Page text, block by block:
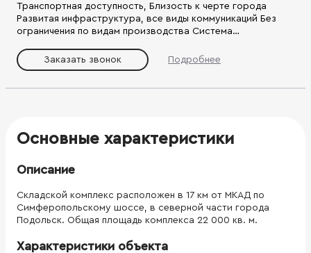
Транспортная доступность, Близость к черте города
Развитая инфраструктура, все виды коммуникаций Без
ограничения по видам производства Система
Высокоскоростной интернет Высокий стандарт качества
Доступ 24/7 Комбинирование складских,
Заказать звонок Подробнее
Основные характеристики
Описание
Складской комплекс расположен в 17 км от МКАД по
Симферопольскому шоссе, в северной части города
Подольск. Общая площадь комплекса 22 000 кв. м.
Характеристики объекта